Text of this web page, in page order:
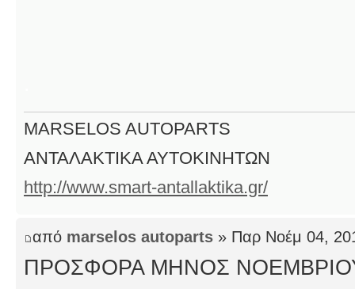
MARSELOS AUTOPARTS
ΑΝΤΑΛΑΚΤΙΚΑ ΑΥΤΟΚΙΝΗΤΩΝ
http://www.smart-antallaktika.gr/
από marselos autoparts » Παρ Νοέμ 04,
ΠΡΟΣΦΟΡΑ ΜΗΝΟΣ